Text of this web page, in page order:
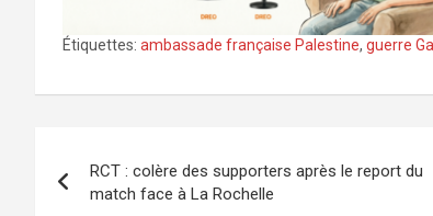
Étiquettes: ambassade française Palestine, guerre
de
RCT : colère des supporters après le report du
match face à La Rochelle